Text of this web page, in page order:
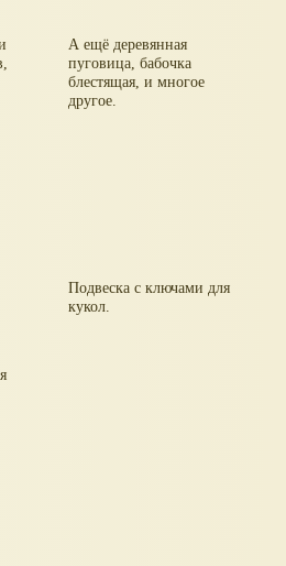
А ещё деревянная
пуговица, бабочка
блестящая, и многое
другое.
Подвеска с ключами для
кукол.